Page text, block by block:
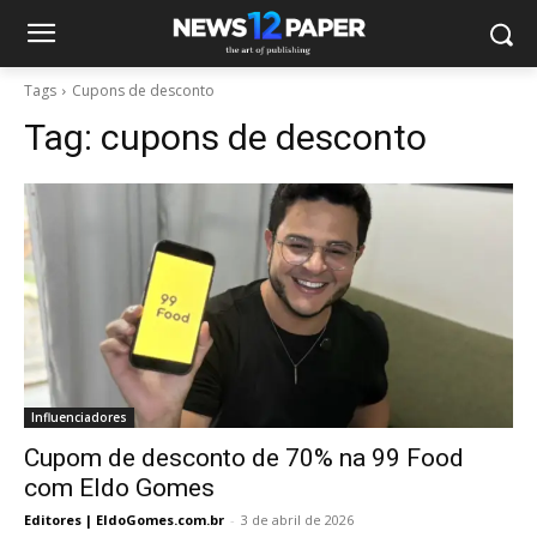
Tags Cupons de desconto
Tag: cupons de desconto
Influenciadores
Cupom de desconto de 70% na 99 Food
com Eldo Gomes
Editores | EldoGomes.com.br - 3 de abril de 2026